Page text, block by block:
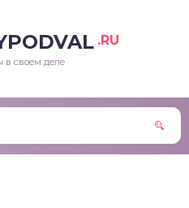
.RU
в своем деле